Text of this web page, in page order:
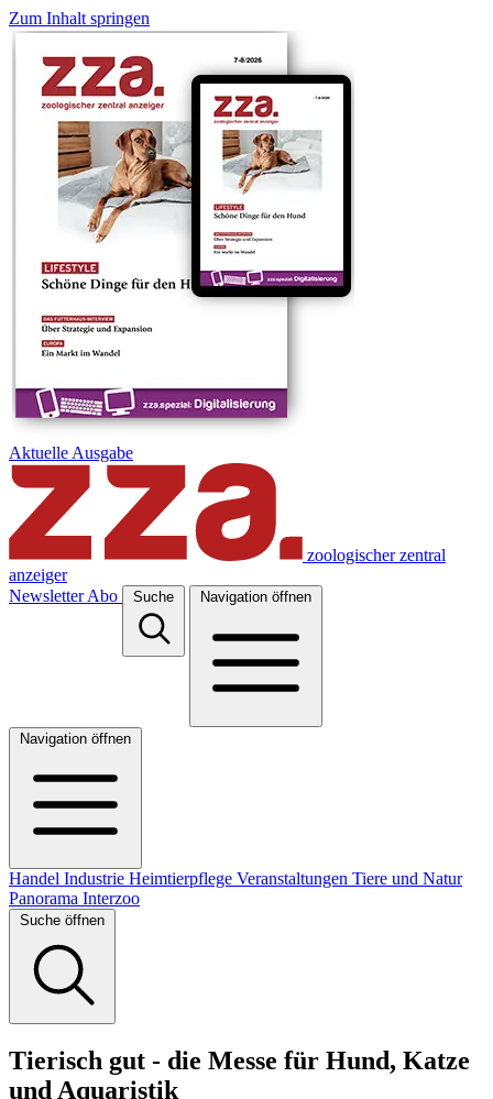
Zum Inhalt springen
Aktuelle Ausgabe
zoologischer zentral
anzeiger
Newsletter Abo Suche Navigation öffnen
Navigation öffnen
Handel Industrie Heimtierpflege Veranstaltungen Tiere und Natur
Panorama Interzoo
Suche öffnen
Tierisch gut - die Messe für Hund, Katze
und Aquaristik